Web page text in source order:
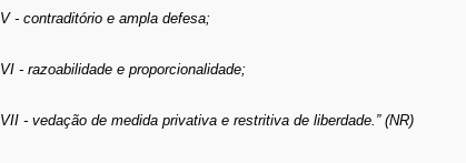
V - contraditório e ampla defesa;
VI - razoabilidade e proporcionalidade;
VII - vedação de medida privativa e restritiva de liberdade.” (NR)